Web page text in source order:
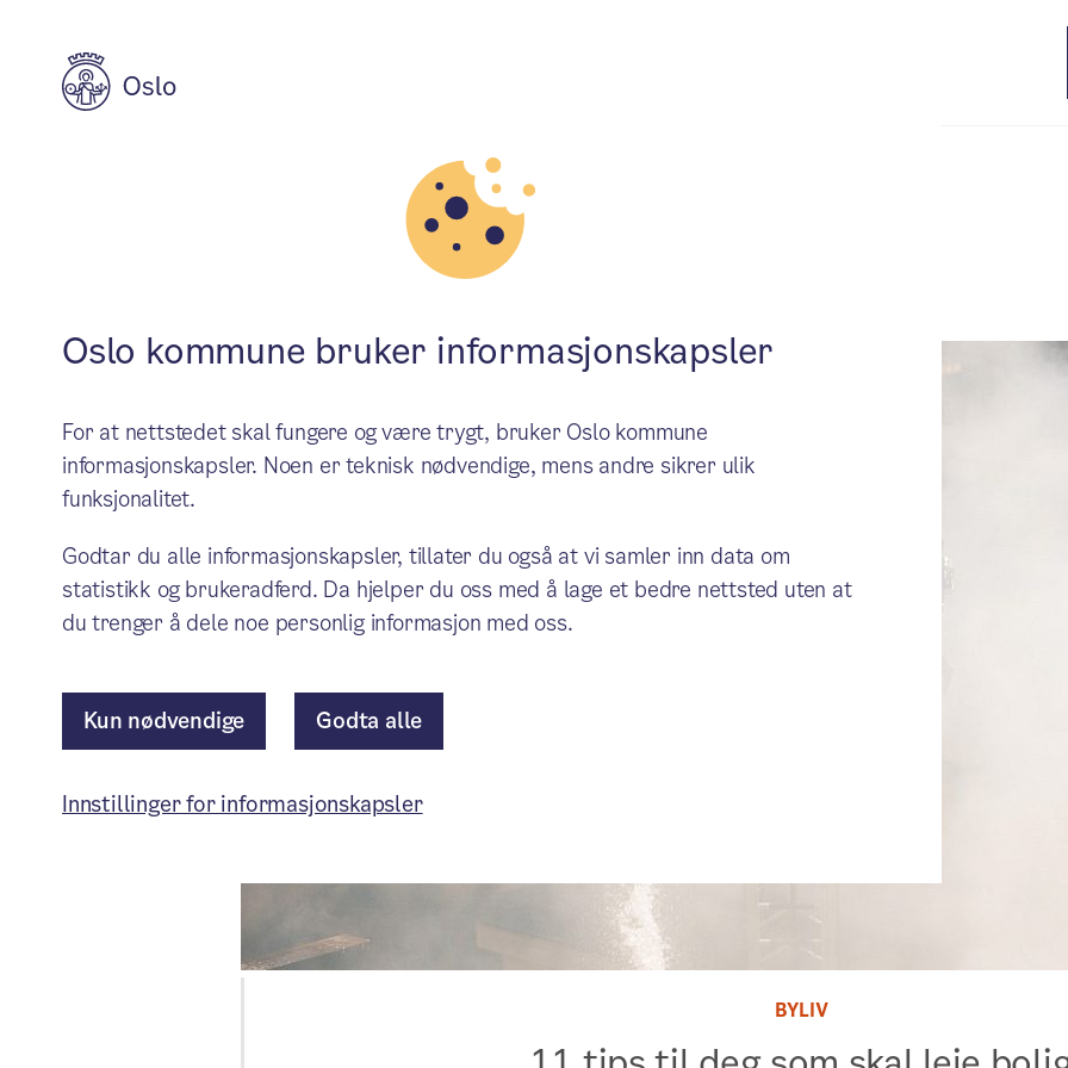
Oslo
Et magasin om byutvikling fra Oslo kommune
BYLIV
Oslo kommune bruker informasjonskapsler
For at nettstedet skal fungere og være trygt, bruker Oslo kommune
informasjonskapsler. Noen er teknisk nødvendige, mens andre sikrer ulik
funksjonalitet.
Godtar du alle informasjonskapsler, tillater du også at vi samler inn data om
statistikk og brukeradferd. Da hjelper du oss med å lage et bedre nettsted uten at
du trenger å dele noe personlig informasjon med oss.
Kun nødvendige Godta alle
Innstillinger for informasjonskapsler